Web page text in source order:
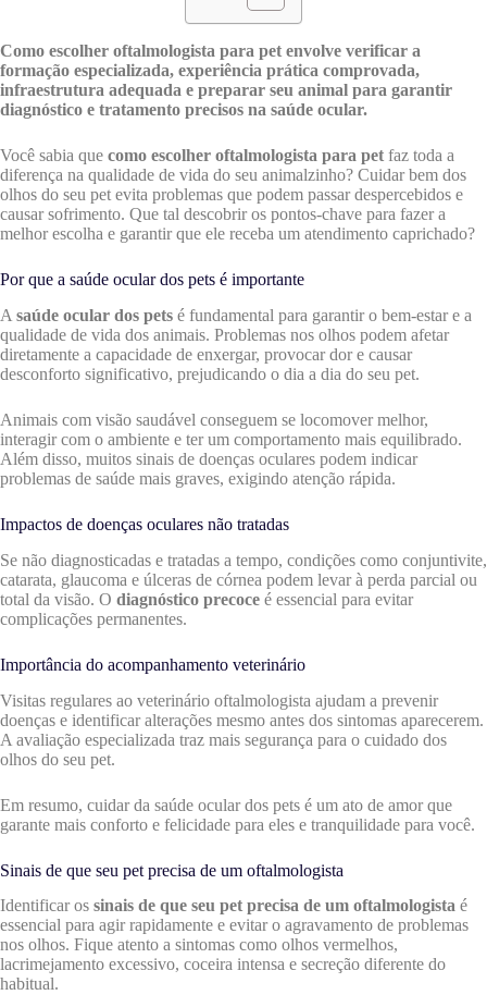
Como escolher oftalmologista para pet envolve verificar a
formação especializada, experiência prática comprovada,
infraestrutura adequada e preparar seu animal para garantir
diagnóstico e tratamento precisos na saúde ocular.
Você sabia que como escolher oftalmologista para pet faz toda a
diferença na qualidade de vida do seu animalzinho? Cuidar bem dos
olhos do seu pet evita problemas que podem passar despercebidos e
causar sofrimento. Que tal descobrir os pontos-chave para fazer a
melhor escolha e garantir que ele receba um atendimento caprichado?
Por que a saúde ocular dos pets é importante
A saúde ocular dos pets é fundamental para garantir o bem-estar e a
qualidade de vida dos animais. Problemas nos olhos podem afetar
diretamente a capacidade de enxergar, provocar dor e causar
desconforto significativo, prejudicando o dia a dia do seu pet.
Animais com visão saudável conseguem se locomover melhor,
interagir com o ambiente e ter um comportamento mais equilibrado.
Além disso, muitos sinais de doenças oculares podem indicar
problemas de saúde mais graves, exigindo atenção rápida.
Impactos de doenças oculares não tratadas
Se não diagnosticadas e tratadas a tempo, condições como conjuntivite,
catarata, glaucoma e úlceras de córnea podem levar à perda parcial ou
total da visão. O diagnóstico precoce é essencial para evitar
complicações permanentes.
Importância do acompanhamento veterinário
Visitas regulares ao veterinário oftalmologista ajudam a prevenir
doenças e identificar alterações mesmo antes dos sintomas aparecerem.
A avaliação especializada traz mais segurança para o cuidado dos
olhos do seu pet.
Em resumo, cuidar da saúde ocular dos pets é um ato de amor que
garante mais conforto e felicidade para eles e tranquilidade para você.
Sinais de que seu pet precisa de um oftalmologista
Identificar os sinais de que seu pet precisa de um oftalmologista é
essencial para agir rapidamente e evitar o agravamento de problemas
nos olhos. Fique atento a sintomas como olhos vermelhos,
lacrimejamento excessivo, coceira intensa e secreção diferente do
habitual.